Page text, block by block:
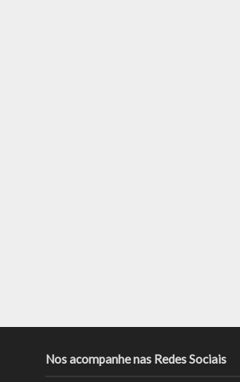
Nos acompanhe nas Redes Sociais